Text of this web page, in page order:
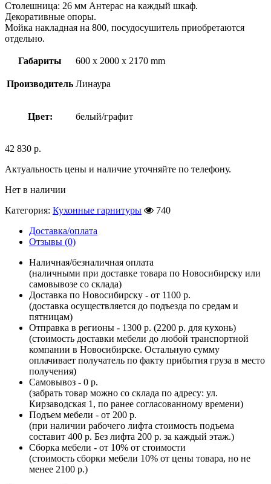
Столешница: 26 мм Антерас на каждый шкаф.
Декоративные опоры.
Мойка накладная на 800, посудосушитель приобретаются
отдельно.
Габариты 600 x 2000 x 2170 mm
Производитель Линаура
Цвет: белый/графит
42 830 р.
Актуальность цены и наличие уточняйте по телефону.
Нет в наличии
Категория: Кухонные гарнитуры
740
Доставка/оплата
Отзывы (0)
Наличная/безналичная оплата
(наличными при доставке товара по Новосибирску или
самовывозе со склада)
Доставка по Новосибирску - от 1100 р.
(доставка осуществляется до подъезда по средам и
пятницам)
Отправка в регионы - 1300 р. (2200 р. для кухонь)
(стоимость доставки мебели до любой транспортной
компании в Новосибирске. Остальную сумму
оплачивает получатель по факту прибытия груза в место
получения)
Самовывоз - 0 р.
(забрать товар можно со склада по адресу: ул.
Кирзаводская 1, по ранее согласованному времени)
Подъем мебели - от 200 р.
(при наличии рабочего лифта стоимость подъема
составит 400 р. Без лифта 200 р. за каждый этаж.)
Сборка мебели - от 10% от стоимости
(стоимость сборки мебели 10% от цены товара, но не
менее 2100 р.)